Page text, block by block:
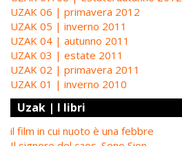
UZAK 06 | primavera 2012
UZAK 05 | inverno 2011
UZAK 04 | autunno 2011
UZAK 03 | estate 2011
UZAK 02 | primavera 2011
UZAK 01 | inverno 2010
Uzak | I libri
il film in cui nuoto è una febbre